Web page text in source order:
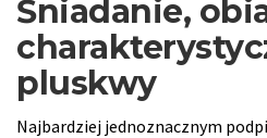
Śniadanie,
pluskwy
Najbardziej jednoznacznym